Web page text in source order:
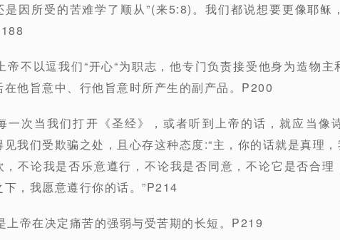
是因所受的苦难学了顺从”(来5:8)。我们都说想要更像耶稣
帝不以逗我们“开心“为职志，他专门负责接受他身为造物
在他旨意中、行他旨意时所产生的副产品。P200
一次当我们打开《圣经》，或者听到上帝的话，就应当像
见我们受欺骗之处，且心存这种态度:“主，你的话就是真理
，不论我是否乐意遵行，不论我是否同意，不论它是否合
下，我愿意遵行你的话。”P214
上帝在决定痛苦的强弱与受苦期的长短。P219